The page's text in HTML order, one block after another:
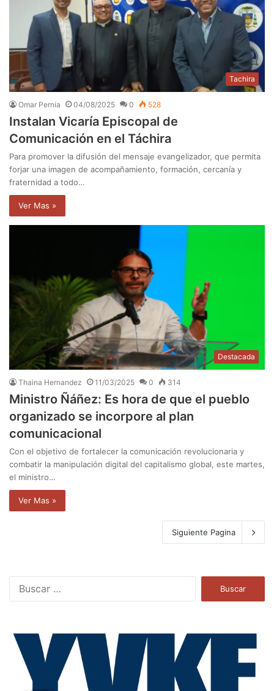
Tachira
Omar Pernia 04/08/2025 0 528
Instalan Vicaría Episcopal de
Comunicación en el Táchira
Para promover la difusión del mensaje evangelizador, que permita
forjar una imagen de acompañamiento, formación, cercanía y
fraternidad a todo…
Ver Mas »
Destacada
Thaina Hernandez 11/03/2025 0 314
Ministro Ñáñez: Es hora de que el pueblo
organizado se incorpore al plan
comunicacional
Con el objetivo de fortalecer la comunicación revolucionaria y
combatir la manipulación digital del capitalismo global, este martes,
el ministro…
Ver Mas »
Siguiente Pagina
a